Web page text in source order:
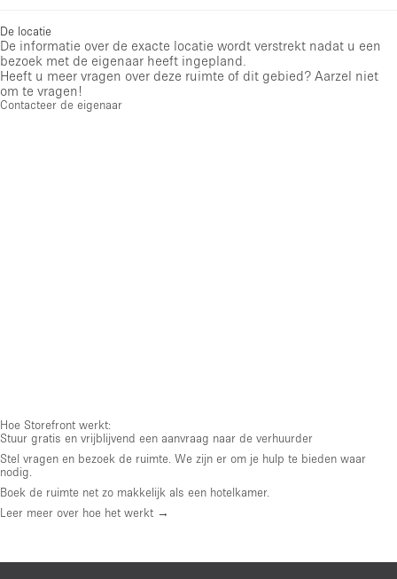
De locatie
De informatie over de exacte locatie wordt verstrekt nadat u een
bezoek met de eigenaar heeft ingepland.
Heeft u meer vragen over deze ruimte of dit gebied? Aarzel niet
om te vragen!
Contacteer de eigenaar
Hoe Storefront werkt:
Stuur gratis en vrijblijvend een aanvraag naar de verhuurder
Stel vragen en bezoek de ruimte. We zijn er om je hulp te bieden waar
nodig.
Boek de ruimte net zo makkelijk als een hotelkamer.
Leer meer over hoe het werkt →